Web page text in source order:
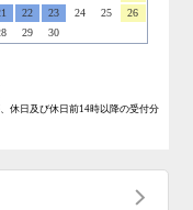
22 23 24 25
26
29 30
休日及び休日前14時以降の受付分